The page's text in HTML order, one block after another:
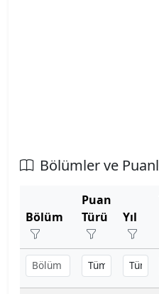
Bandırma Onyedi
Bartın Üniversitesi
Başkent Üniversitesi
Başkent Üniversitesi
Bölümler ve
Bölüm
Puan
Türü
Yıl